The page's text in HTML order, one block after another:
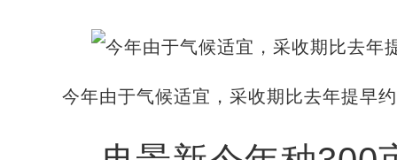
今年由于气候适宜，采收期比去年提早